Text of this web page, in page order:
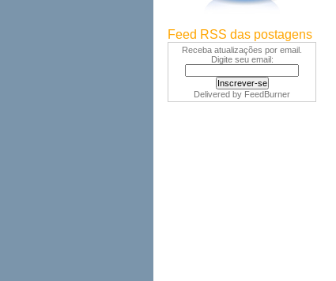
Feed RSS das postagens
Receba atualizações por email.
Digite seu email:
Delivered by FeedBurner